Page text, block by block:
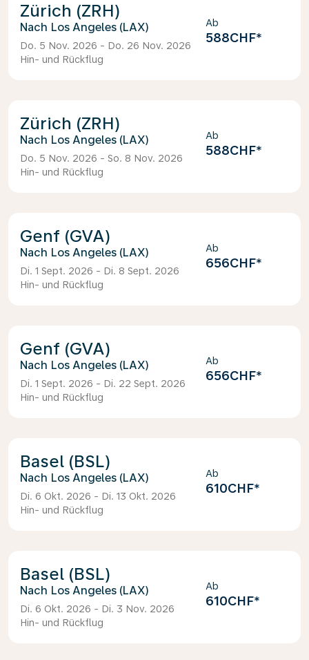
Zürich (ZRH)
Los Angeles (LAX)
Do. 5 Nov. 2026 - Do. 26 Nov. 2026
Hin- und Rückflug
Ab
588CHF*
Zürich (ZRH)
Los Angeles (LAX)
Do. 5 Nov. 2026 - So. 8 Nov. 2026
Hin- und Rückflug
Ab
588CHF*
Genf (GVA)
Los Angeles (LAX)
Di. 1 Sept. 2026 - Di. 8 Sept. 2026
Hin- und Rückflug
Ab
656CHF*
Genf (GVA)
Los Angeles (LAX)
Di. 1 Sept. 2026 - Di. 22 Sept. 2026
Hin- und Rückflug
Ab
656CHF*
Basel (BSL)
Los Angeles (LAX)
Di. 6 Okt. 2026 - Di. 13 Okt. 2026
Hin- und Rückflug
Ab
610CHF*
Basel (BSL)
Los Angeles (LAX)
Di. 6 Okt. 2026 - Di. 3 Nov. 2026
Hin- und Rückflug
Ab
610CHF*